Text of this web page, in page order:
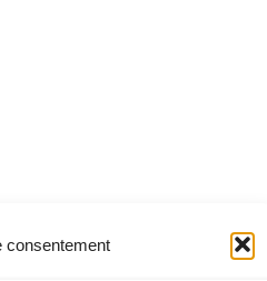
consentement
ce dont vous avez